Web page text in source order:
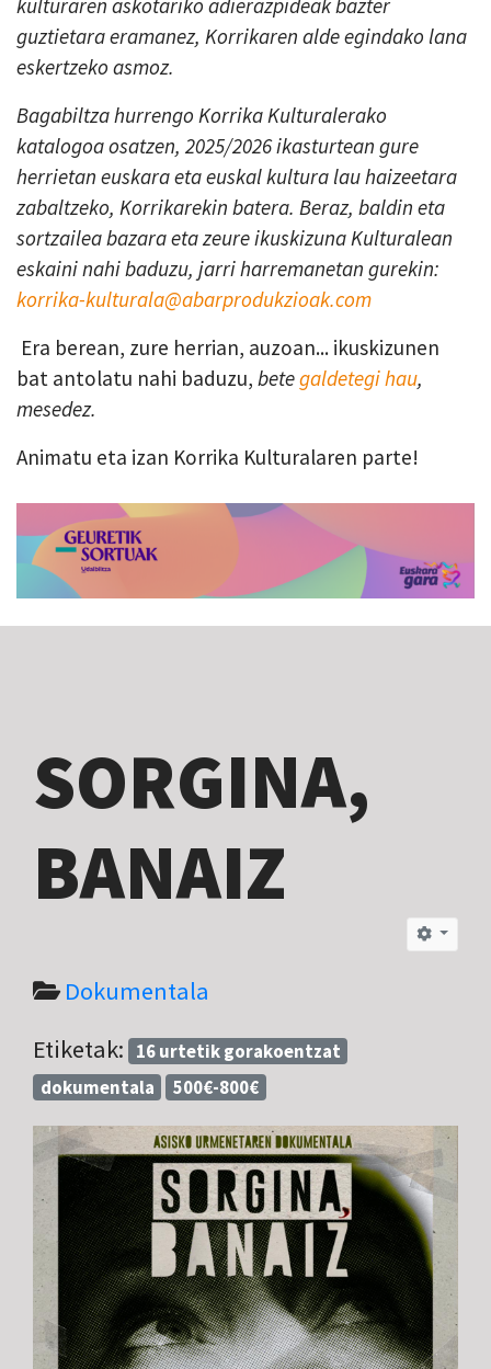
kulturaren askotariko adierazpideak bazter
guztietara eramanez, Korrikaren alde egindako lana
eskertzeko asmoz.
Bagabiltza hurrengo Korrika Kulturalerako
katalogoa osatzen, 2025/2026 ikasturtean gure
herrietan euskara eta euskal kultura lau haizeetara
zabaltzeko, Korrikarekin batera. Beraz, baldin eta
sortzailea bazara eta zeure ikuskizuna Kulturalean
eskaini nahi baduzu, jarri harremanetan gurekin:
korrika-kulturala@abarprodukzioak.com
Era berean, zure herrian, auzoan... ikuskizunen
bat antolatu nahi baduzu, betegaldetegi hau,
mesedez.
Animatu eta izan Korrika Kulturalaren parte!
SORGINA,
BANAIZ
Dokumentala
Etiketak: 16 urtetik gorakoentzat
dokumentala
500€-800€